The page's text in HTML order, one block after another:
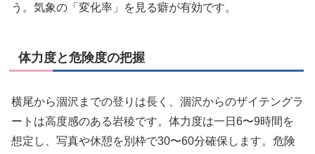
う。気象の「変化率」を見る癖が有効です。
体力度と危険度の把握
横尾から涸沢までの登りは長く、涸沢からのザイテングラ
ートは高度感のある岩稜です。体力度は一日6〜9時間を
想定し、写真や休憩を別枠で30〜60分確保します。危険